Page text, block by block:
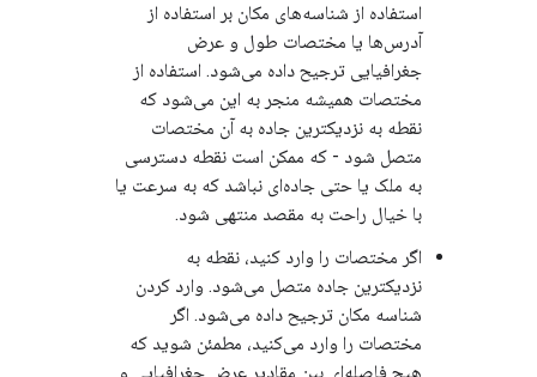
استفاده از شناسه‌های مکان بر استفاده از
آدرس‌ها یا مختصات طول و عرض
جغرافیایی ترجیح داده می‌شود. استفاده از
مختصات همیشه منجر به این می‌شود که
نقطه به نزدیکترین جاده به آن مختصات
متصل شود - که ممکن است نقطه دسترسی
به ملک یا حتی جاده‌ای نباشد که به سرعت یا
با خیال راحت به مقصد منتهی شود.
اگر مختصات را وارد کنید، نقطه به
نزدیکترین جاده متصل می‌شود. وارد کردن
شناسه مکان ترجیح داده می‌شود. اگر
مختصات را وارد می‌کنید، مطمئن شوید که
هیچ فاصله‌ای بین مقادیر عرض جغرافیایی و